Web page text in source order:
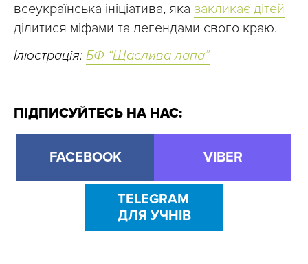
всеукраїнська ініціатива, яка закликає дітей
ділитися міфами та легендами свого краю.
Ілюстрація: БФ “Щаслива лапа”
ПІДПИСУЙТЕСЬ НА НАС:
FACEBOOK VIBER
TELEGRAM
ДЛЯ УЧНІВ